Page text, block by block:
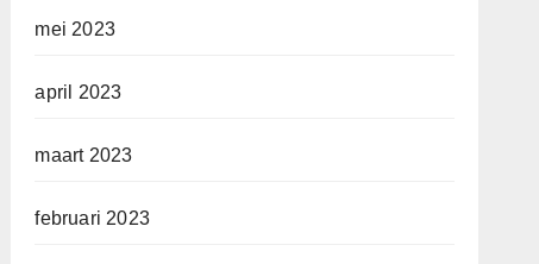
mei 2023
april 2023
maart 2023
februari 2023